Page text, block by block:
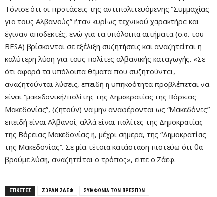
Τόνισε ότι οι προτάσεις της αντιπολιτευόμενης “Συμμαχίας
για τους Αλβανούς” ήταν κυρίως τεχνικού χαρακτήρα και
έγιναν αποδεκτές, ενώ για τα υπόλοιπα αιτήματα (σ.σ. του
BESA) βρίσκονται σε εξέλιξη συζητήσεις και αναζητείται η
καλύτερη λύση για τους πολίτες αλβανικής καταγωγής. «Σε
ότι αφορά τα υπόλοιπα θέματα που συζητούνται,
αναζητούνται λύσεις, επειδή η υπηκοότητα προβλέπεται να
είναι “μακεδονική/πολίτης της Δημοκρατίας της Βόρειας
Μακεδονίας”, (ζητούν) να μην αναφέρονται ως “Μακεδόνες”
επειδή είναι Αλβανοί, αλλά είναι πολίτες της Δημοκρατίας
της Βόρειας Μακεδονίας ή, μέχρι σήμερα, της “Δημοκρατίας
της Μακεδονίας”. Σε μία τέτοια κατάσταση πιστεύω ότι θα
βρούμε λύση, αναζητείται ο τρόπος», είπε ο Ζάεφ.
ΕΤΙΚΕΤΕΣ ΖΟΡΑΝ ΖΑΕΦ ΣΥΜΦΩΝΙΑ ΤΩΝ ΠΡΕΣΠΩΝ